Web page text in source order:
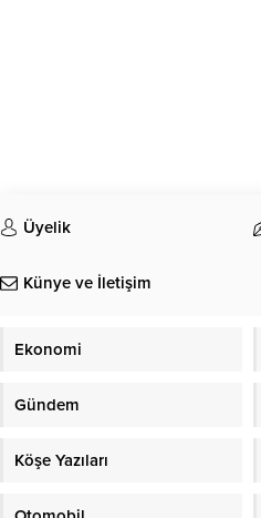
Üyelik
Künye ve İletişim
Ekonomi
Gündem
Köşe Yazıları